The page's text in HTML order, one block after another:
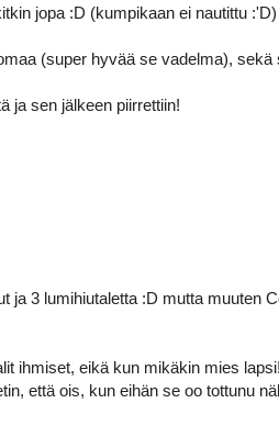
jopa :D (kumpikaan ei nautittu :'D)
(super hyvää se vadelma),
ja sen jälkeen piirrettiin!
ja 3 lumihiutaletta :D mutta muuten
ihmiset, eikä kun mikäkin mies
että ois, kun eihän se oo tottunu